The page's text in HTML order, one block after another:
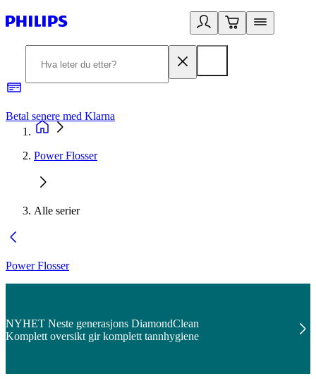
Betal senere med Klarna
Power Flosser
Alle serier
Power Flosser
NYHET Neste generasjons DiamondClean
Komplett oversikt gir komplett tannhygiene